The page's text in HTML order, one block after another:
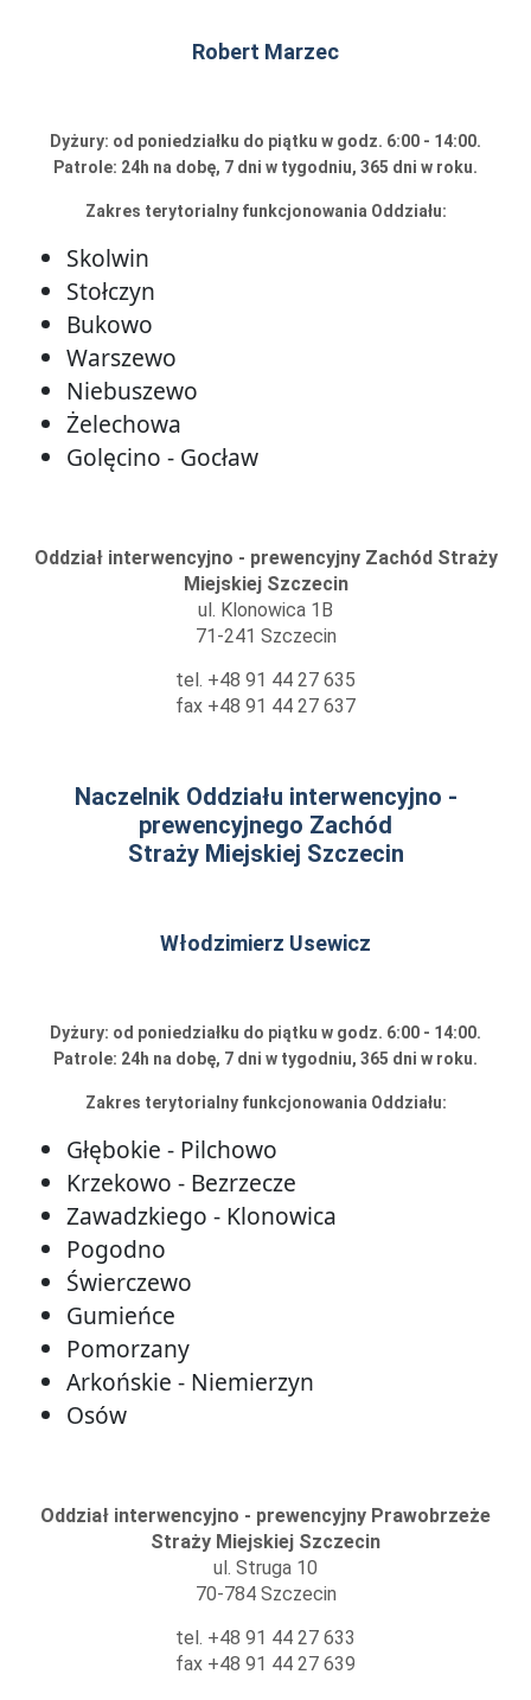
Robert Marzec
Dyżury: od poniedziałku do piątku w godz. 6:00 - 14:00.
Patrole: 24h na dobę, 7 dni w tygodniu, 365 dni w roku.
Zakres terytorialny funkcjonowania Oddziału:
Skolwin
Stołczyn
Bukowo
Warszewo
Niebuszewo
Żelechowa
Golęcino - Gocław
Oddział interwencyjno - prewencyjny Zachód Straży
Miejskiej Szczecin
ul. Klonowica 1B
71-241 Szczecin
tel. +48 91 44 27 635
fax +48 91 44 27 637
Naczelnik Oddziału interwencyjno -
prewencyjnego Zachód
Straży Miejskiej Szczecin
Włodzimierz Usewicz
Dyżury: od poniedziałku do piątku w godz. 6:00 - 14:00.
Patrole: 24h na dobę, 7 dni w tygodniu, 365 dni w roku.
Zakres terytorialny funkcjonowania Oddziału:
Głębokie - Pilchowo
Krzekowo - Bezrzecze
Zawadzkiego - Klonowica
Pogodno
Świerczewo
Gumieńce
Pomorzany
Arkońskie - Niemierzyn
Osów
Oddział interwencyjno - prewencyjny Prawobrzeże
Straży Miejskiej Szczecin
ul. Struga 10
70-784 Szczecin
tel. +48 91 44 27 633
fax +48 91 44 27 639